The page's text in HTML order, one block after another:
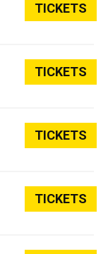
TICKETS
TICKETS
TICKETS
TICKETS